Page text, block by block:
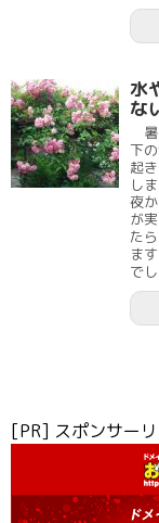
水
な
暑
下
起
し
夜
が
た
ま
で
[PR] スポンサー